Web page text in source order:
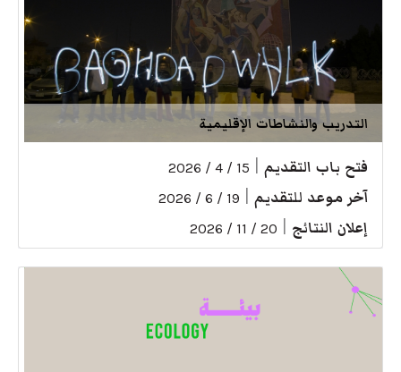
التدريب والنشاطات الإقليمية
فتح باب التقديم 15 / 4 / 2026
آخر موعد للتقديم 19 / 6 / 2026
إعلان النتائج 20 / 11 / 2026